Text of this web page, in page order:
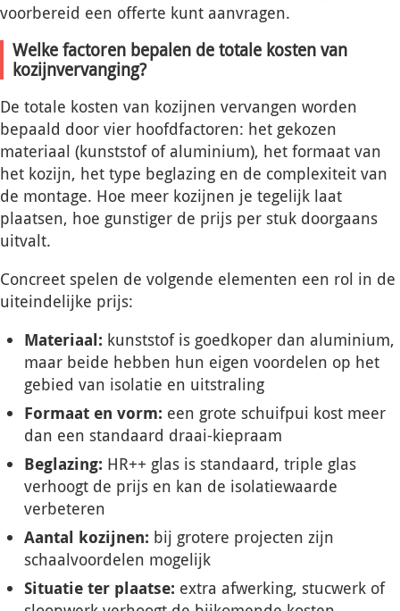
voorbereid een offerte kunt aanvragen.
Welke factoren bepalen de totale kosten van
kozijnvervanging?
De totale kosten van kozijnen vervangen worden
bepaald door vier hoofdfactoren: het gekozen
materiaal (kunststof of aluminium), het formaat van
het kozijn, het type beglazing en de complexiteit van
de montage. Hoe meer kozijnen je tegelijk laat
plaatsen, hoe gunstiger de prijs per stuk doorgaans
uitvalt.
Concreet spelen de volgende elementen een rol in de
uiteindelijke prijs:
Materiaal: kunststof is goedkoper dan aluminium,
maar beide hebben hun eigen voordelen op het
gebied van isolatie en uitstraling
Formaat en vorm: een grote schuifpui kost meer
dan een standaard draai-kiepraam
Beglazing: HR++ glas is standaard, triple glas
verhoogt de prijs en kan de isolatiewaarde
verbeteren
Aantal kozijnen: bij grotere projecten zijn
schaalvoordelen mogelijk
Situatie ter plaatse: extra afwerking, stucwerk of